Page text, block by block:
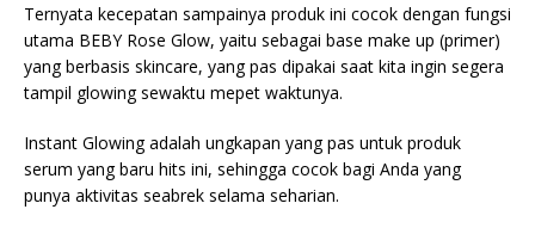
Ternyata kecepatan sampainya produk ini cocok dengan fungsi
utama BEBY Rose Glow, yaitu sebagai base make up (primer)
yang berbasis skincare, yang pas dipakai saat kita ingin segera
tampil glowing sewaktu mepet waktunya.
Instant Glowing adalah ungkapan yang pas untuk produk
serum yang baru hits ini, sehingga cocok bagi Anda yang
punya aktivitas seabrek selama seharian.